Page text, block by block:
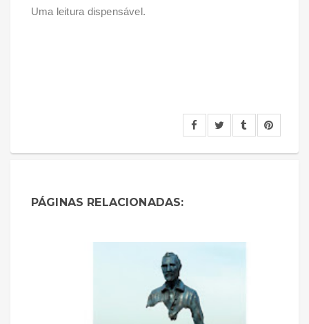
Uma leitura dispensável.
PÁGINAS RELACIONADAS: